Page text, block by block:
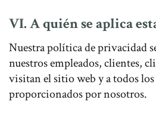
VI. A quién se aplica
Nuestra política de privacidad
nuestros empleados, clientes,
visitan el sitio web y a todos
proporcionados por nosotros.